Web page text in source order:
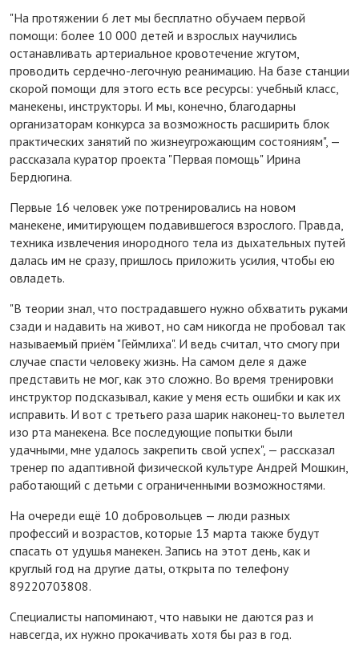
"На протяжении 6 лет мы бесплатно обучаем первой
помощи: более 10 000 детей и взрослых научились
останавливать артериальное кровотечение жгутом,
проводить сердечно-легочную реанимацию. На базе станции
скорой помощи для этого есть все ресурсы: учебный класс,
манекены, инструкторы. И мы, конечно, благодарны
организаторам конкурса за возможность расширить блок
практических занятий по жизнеугрожающим состояниям", —
рассказала куратор проекта "Первая помощь" Ирина
Бердюгина.
Первые 16 человек уже потренировались на новом
манекене, имитирующем подавившегося взрослого. Правда,
техника извлечения инородного тела из дыхательных путей
далась им не сразу, пришлось приложить усилия, чтобы ею
овладеть.
"В теории знал, что пострадавшего нужно обхватить руками
сзади и надавить на живот, но сам никогда не пробовал так
называемый приём "Геймлиха". И ведь считал, что смогу при
случае спасти человеку жизнь. На самом деле я даже
представить не мог, как это сложно. Во время тренировки
инструктор подсказывал, какие у меня есть ошибки и как их
исправить. И вот с третьего раза шарик наконец-то вылетел
изо рта манекена. Все последующие попытки были
удачными, мне удалось закрепить свой успех", — рассказал
тренер по адаптивной физической культуре Андрей Мошкин,
работающий с детьми с ограниченными возможностями.
На очереди ещё 10 добровольцев — люди разных
профессий и возрастов, которые 13 марта также будут
спасать от удушья манекен. Запись на этот день, как и
круглый год на другие даты, открыта по телефону
89220703808.
Специалисты напоминают, что навыки не даются раз и
навсегда, их нужно прокачивать хотя бы раз в год.